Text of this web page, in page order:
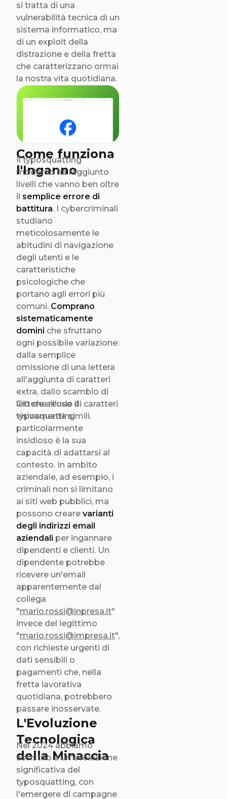
si tratta di una
vulnerabilità tecnica di un
sistema informatico, ma
di un exploit della
distrazione e della fretta
che caratterizzano ormai
la nostra vita quotidiana.
Come funziona
l'Inganno
Il typosquatting
moderno ha raggiunto
livelli che vanno ben oltre
il semplice errore di
battitura. I cybercriminali
studiano
meticolosamente le
abitudini di navigazione
degli utenti e le
caratteristiche
psicologiche che
portano agli errori più
comuni. Comprano
sistematicamente
domini che sfruttano
ogni possibile variazione:
dalla semplice
omissione di una lettera
all'aggiunta di caratteri
extra, dallo scambio di
lettere all'uso di caratteri
visivamente simili.
Ciò che rende il
typosquatting
particolarmente
insidioso è la sua
capacità di adattarsi al
contesto. In ambito
aziendale, ad esempio, i
criminali non si limitano
ai siti web pubblici, ma
possono creare varianti
degli indirizzi email
aziendali per ingannare
dipendenti e clienti. Un
dipendente potrebbe
ricevere un'email
apparentemente dal
collega
"mario.rossi@inpresa.it"
invece del legittimo
"mario.rossi@impresa.it",
con richieste urgenti di
dati sensibili o
pagamenti che, nella
fretta lavorativa
quotidiana, potrebbero
passare inosservate.
L'Evoluzione
Tecnologica
della Minaccia
Nel 2024 abbiamo
assistito a un'evoluzione
significativa del
typosquatting, con
l'emergere di campagne